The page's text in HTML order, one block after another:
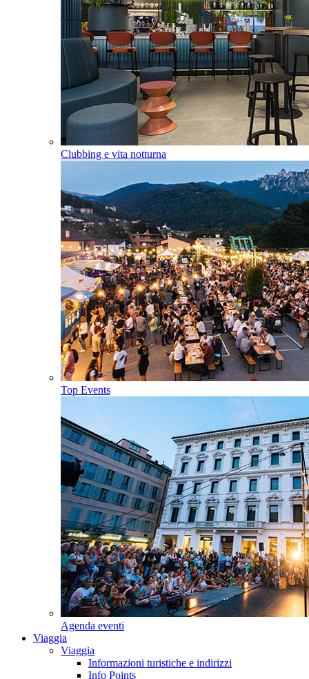
Clubbing e vita notturna
Top Events
Agenda eventi
Viaggia
Viaggia
Informazioni turistiche e indirizzi
Info Points